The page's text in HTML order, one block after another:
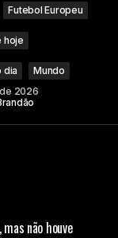
Futebol Europeu
hoje
dia
Mundo
2026
não houve